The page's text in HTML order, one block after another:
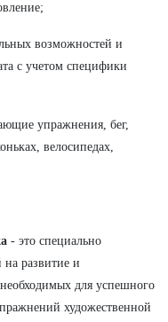
возможностей и
с учетом специфики
упражнения, бег,
велосипедах,
- это специально
развитие и
для успешного
художественной